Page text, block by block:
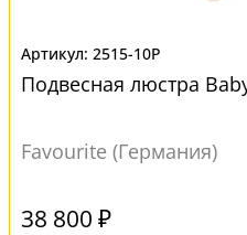
2515-10P
Подвесная люстра
Favourite (Германия)
38 800 ₽